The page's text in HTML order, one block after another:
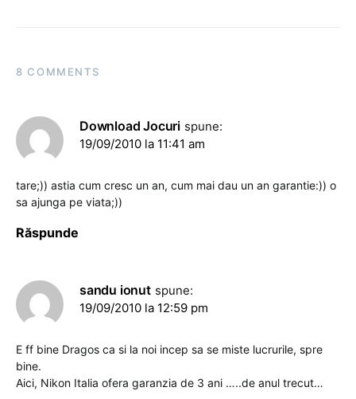
8 COMMENTS
Download Jocuri spune:
19/09/2010 la 11:41 am
tare;)) astia cum cresc un an, cum mai dau un an garantie:)) o
sa ajunga pe viata;))
Răspunde
sandu ionut spune:
19/09/2010 la 12:59 pm
E ff bine Dragos ca si la noi incep sa se miste lucrurile, spre
bine.
Aici, Nikon Italia ofera garanzia de 3 ani …..de anul trecut…